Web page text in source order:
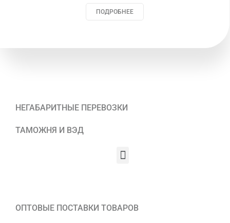
ПОДРОБНЕЕ
НЕГАБАРИТНЫЕ ПЕРЕВОЗКИ
ТАМОЖНЯ И ВЭД
Menu
ОПТОВЫЕ ПОСТАВКИ ТОВАРОВ